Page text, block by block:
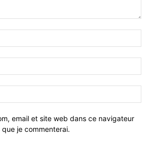
email et site web dans ce navigateur
je commenterai.